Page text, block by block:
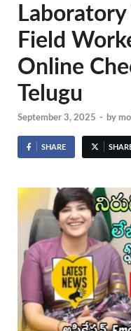
Field
Online
Telugu
September 3, 2025 - by
SHARE